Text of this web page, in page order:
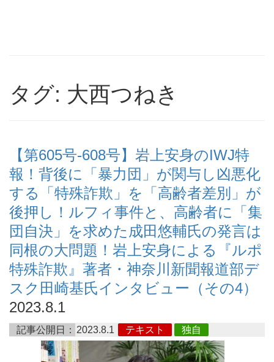
タグ: 大西つねき
【第605号-608号】岩上安身のIWJ特
報！背後に「暴力団」が関与し凶悪化
する「特殊詐欺」を「高齢者差別」が
後押し！ルフィ事件と、高齢者に「集
団自決」を求めた成田悠輔氏の発言は
同根の大問題！岩上安身による『ルポ
特殊詐欺』著者・神奈川新聞報道部デ
スク田崎基氏インタビュー（その4）
2023.8.1
記事公開日： 2023.8.1 テキスト 独自